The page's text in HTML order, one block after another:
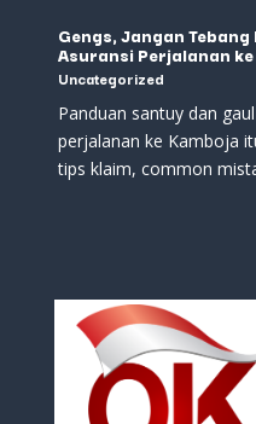
Gengs, Jangan
Asuransi Perjalanan
Uncategorized
Panduan santuy dan
perjalanan ke Kamboja
tips klaim, common